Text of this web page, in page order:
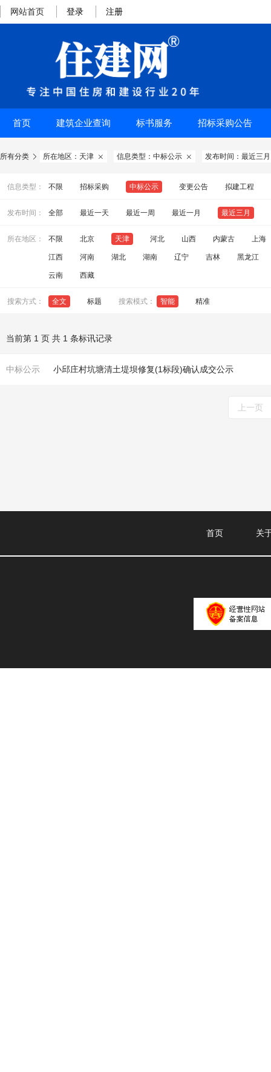
网站首页 登录 注册
首页 建筑企业查询 标书服务 招标采购公告
所有分类  所在地区：天津  信息类型：中标公示  发布时间：最近三月
信息类型： 不限 招标采购 中标公示 变更公告 拟建工程
发布时间： 全部 最近一天 最近一周 最近一月 最近三月
所在地区： 不限 北京 天津 河北 山西 内蒙古 上海
江西 河南 湖北 湖南 辽宁 吉林 黑龙江
云南 西藏
搜索方式： 全文 标题 搜索模式： 智能 精准
当前第 1 页 共 1 条标讯记录
中标公示 小邱庄村坑塘清土堤坝修复(1标段)确认成交公示
上一页
首页 关